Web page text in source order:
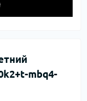
mbq4-